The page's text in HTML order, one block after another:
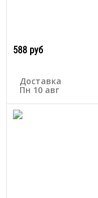
588 руб
Доставка
Пн 10 авг